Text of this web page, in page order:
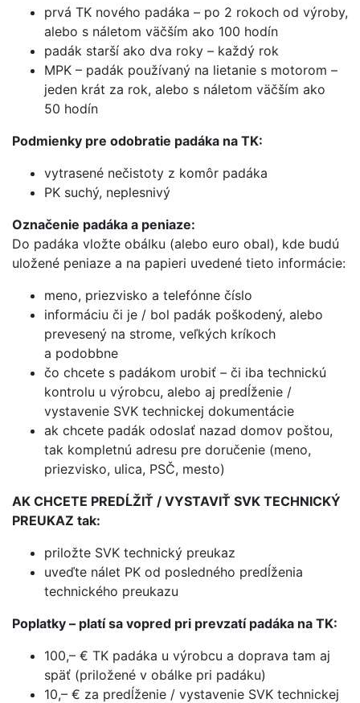
prvá TK nového padáka – po 2 rokoch od výroby,
alebo s náletom väčším ako 100 hodín
padák starší ako dva roky – každý rok
MPK – padák používaný na lietanie s motorom –
jeden krát za rok, alebo s náletom väčším ako
50 hodín
Podmienky pre odobratie padáka na TK:
vytrasené nečistoty z komôr padáka
PK suchý, neplesnivý
Označenie padáka a peniaze:
Do padáka vložte obálku (alebo euro obal), kde budú
uložené peniaze a na papieri uvedené tieto informácie:
meno, priezvisko a telefónne číslo
informáciu či je / bol padák poškodený, alebo
prevesený na strome, veľkých kríkoch
a podobbne
čo chcete s padákom urobiť – či iba technickú
kontrolu u výrobcu, alebo aj predĺženie /
vystavenie SVK technickej dokumentácie
ak chcete padák odoslať nazad domov poštou,
tak kompletnú adresu pre doručenie (meno,
priezvisko, ulica, PSČ, mesto)
AK CHCETE PREDĹŽIŤ / VYSTAVIŤ SVK TECHNICKÝ
PREUKAZ tak:
priložte SVK technický preukaz
uveďte nálet PK od posledného predĺženia
technického preukazu
Poplatky – platí sa vopred pri prevzatí padáka na TK:
100,– € TK padáka u výrobcu a doprava tam aj
späť (priložené v obálke pri padáku)
10,– € za predĺženie / vystavenie SVK technickej